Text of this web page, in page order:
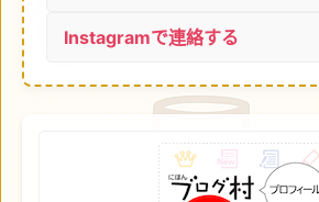
Instagramで連絡する